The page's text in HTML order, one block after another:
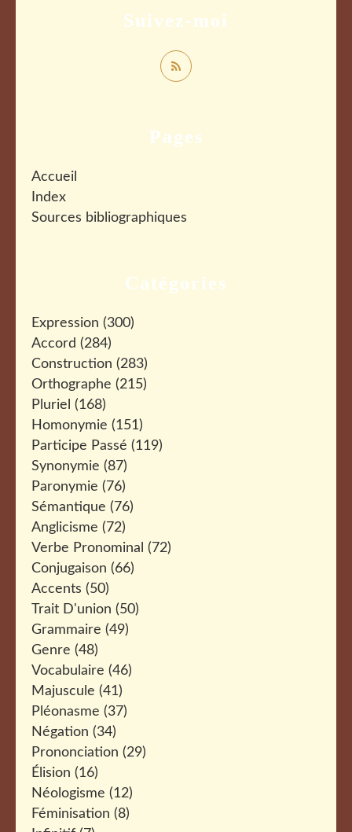
Catégories
Expression (300)
Accord (284)
Construction (283)
Orthographe (215)
Pluriel (168)
Homonymie (151)
Participe Passé (119)
Synonymie (87)
Paronymie (76)
Sémantique (76)
Anglicisme (72)
Verbe Pronominal (72)
Conjugaison (66)
Accents (50)
Trait D'union (50)
Grammaire (49)
Genre (48)
Vocabulaire (46)
Majuscule (41)
Pléonasme (37)
Négation (34)
Prononciation (29)
Élision (16)
Néologisme (12)
Féminisation (8)
Pages
Accueil
Index
Sources bibliographiques
Suivez-moi